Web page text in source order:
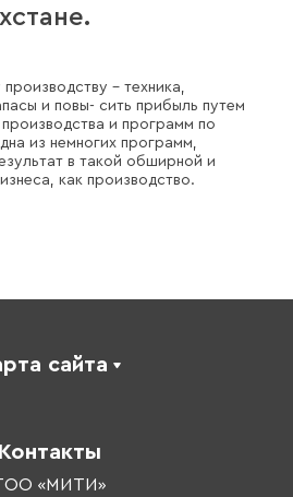
- техника,
и повы- сить прибыль путем
и программ по
из немногих программ,
в такой обширной и
как производство.
сайта
обучения
Тренеры
Контакты
«МИТИ»